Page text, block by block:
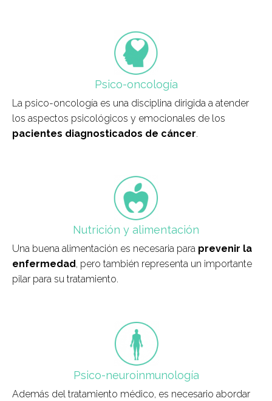
field_icono_tratamiento
Psico-oncología
La psico-oncología es una disciplina dirigida a atender
los aspectos psicológicos y emocionales de los
pacientes diagnosticados de cáncer.
field_icono_tratamiento
Nutrición y alimentación
Una buena alimentación es necesaria para prevenir la
enfermedad, pero también representa un importante
pilar para su tratamiento.
field_icono_tratamiento
Psico-neuroinmunología
Además del tratamiento médico, es necesario abordar